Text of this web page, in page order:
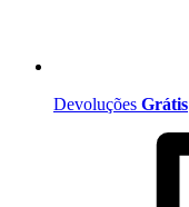
Devoluções Grátis